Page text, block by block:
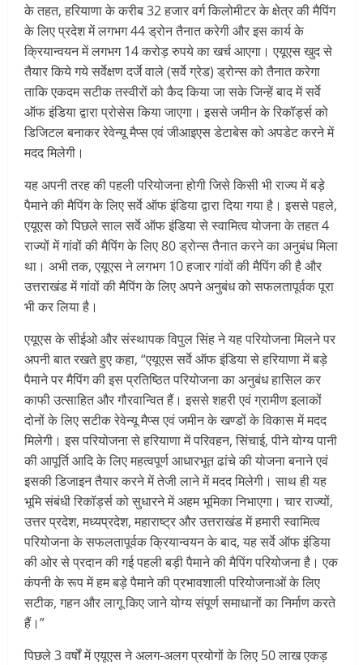
के तहत, हरियाणा के करीब 32 हजार वर्ग किलोमीटर के क्षेत्र की मैपिंग
के लिए प्रदेश में लगभग 44 ड्रोन तैनात करेगी और इस कार्य के
क्रियान्वयन में लगभग 14 करोड़ रुपये का खर्च आएगा। एयूएस खुद से
तैयार किये गये सर्वेक्षण दर्जे वाले (सर्वे ग्रेड) ड्रोन्स को तैनात करेगा
ताकि एकदम सटीक तस्वीरों को कैद किया जा सके जिन्हें बाद में सर्वे
ऑफ इंडिया द्वारा प्रोसेस किया जाएगा। इससे जमीन के रिकॉर्ड्स को
डिजिटल बनाकर रेवेन्यू मैप्स एवं जीआइएस डेटाबेस को अपडेट करने में
मदद मिलेगी।
यह अपनी तरह की पहली परियोजना होगी जिसे किसी भी राज्य में बड़े
पैमाने की मैपिंग के लिए सर्वे ऑफ इंडिया द्वारा दिया गया है। इससे पहले,
एयूएस को पिछले साल सर्वे ऑफ इंडिया से स्वामित्व योजना के तहत 4
राज्यों में गांवों की मैपिंग के लिए 80 ड्रोन्स तैनात करने का अनुबंध मिला
था। अभी तक, एयूएस ने लगभग 10 हजार गांवों की मैपिंग की है और
उत्तराखंड में गांवों की मैपिंग के लिए अपने अनुबंध को सफलतापूर्वक पूरा
भी कर लिया है।
एयूएस के सीईओ और संस्थापक विपुल सिंह ने यह परियोजना मिलने पर
अपनी बात रखते हुए कहा, “एयूएस सर्वे ऑफ इंडिया से हरियाणा में बड़े
पैमाने पर मैपिंग की इस प्रतिष्ठित परियोजना का अनुबंध हासिल कर
काफी उत्साहित और गौरवान्वित हैं। इससे शहरी एवं ग्रामीण इलाकों
दोनों के लिए सटीक रेवेन्यू मैप्स एवं जमीन के खण्डों के विकास में मदद
मिलेगी। इस परियोजना से हरियाणा में परिवहन, सिंचाई, पीने योग्य पानी
की आपूर्ति आदि के लिए महत्वपूर्ण आधारभूत ढांचे की योजना बनाने एवं
इसकी डिजाइन तैयार करने में तेजी लाने में मदद मिलेगी। साथ ही यह
भूमि संबंधी रिकॉर्ड्स को सुधारने में अहम भूमिका निभाएगा। चार राज्यों,
उत्तर प्रदेश, मध्यप्रदेश, महाराष्ट्र और उत्तराखंड में हमारी स्वामित्व
परियोजना के सफलतापूर्वक क्रियान्वयन के बाद, यह सर्वे ऑफ इंडिया
की ओर से प्रदान की गई पहली बड़ी पैमाने की मैपिंग परियोजना है। एक
कंपनी के रूप में हम बड़े पैमाने की प्रभावशाली परियोजनाओं के लिए
सटीक, गहन और लागू किए जाने योग्य संपूर्ण समाधानों का निर्माण करते
हैं।”
पिछले 3 वर्षों में एयूएस ने अलग-अलग प्रयोगों के लिए 50 लाख एकड़